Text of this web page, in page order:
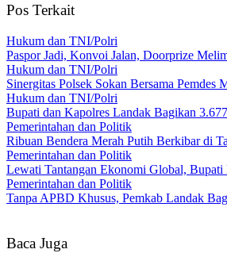
Pos Terkait
Hukum dan TNI/Polri
Paspor Jadi, Konvoi Jalan, Doorprize
Hukum dan TNI/Polri
Sinergitas Polsek Sokan Bersama Pemdes
Hukum dan TNI/Polri
Bupati dan Kapolres Landak Bagikan
Pemerintahan dan Politik
Ribuan Bendera Merah Putih Berkibar di
Pemerintahan dan Politik
Lewati Tantangan Ekonomi Global,
Pemerintahan dan Politik
Tanpa APBD Khusus, Pemkab Landak
Baca Juga